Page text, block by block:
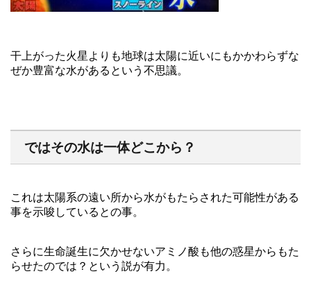
干上がった火星よりも地球は太陽に近いにもかかわらずな
ぜか豊富な水があるという不思議。
ではその水は一体どこから？
これは太陽系の遠い所から水がもたらされた可能性がある
事を示唆しているとの事。
さらに生命誕生に欠かせないアミノ酸も他の惑星からもた
らせたのでは？という説が有力。